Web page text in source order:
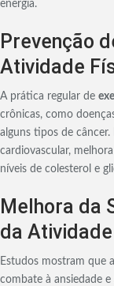
energia.
Prevenção
Atividade
A prática regular de
crônicas, como
alguns tipos de
cardiovascular,
níveis de colesterol e
Melhora da
da
Estudos mostram que a
combate à ansiedade